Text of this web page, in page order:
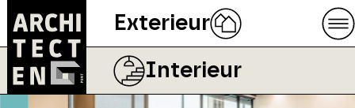
Exterieur
Interieur